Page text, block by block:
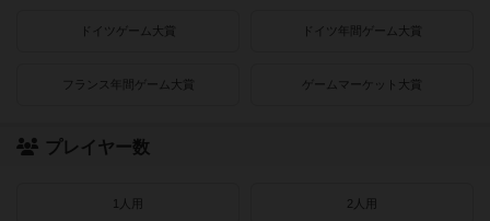
ドイツゲーム大賞 ドイツ年間ゲーム大賞
フランス年間ゲーム大賞 ゲームマーケット大賞
プレイヤー数
1人用 2人用